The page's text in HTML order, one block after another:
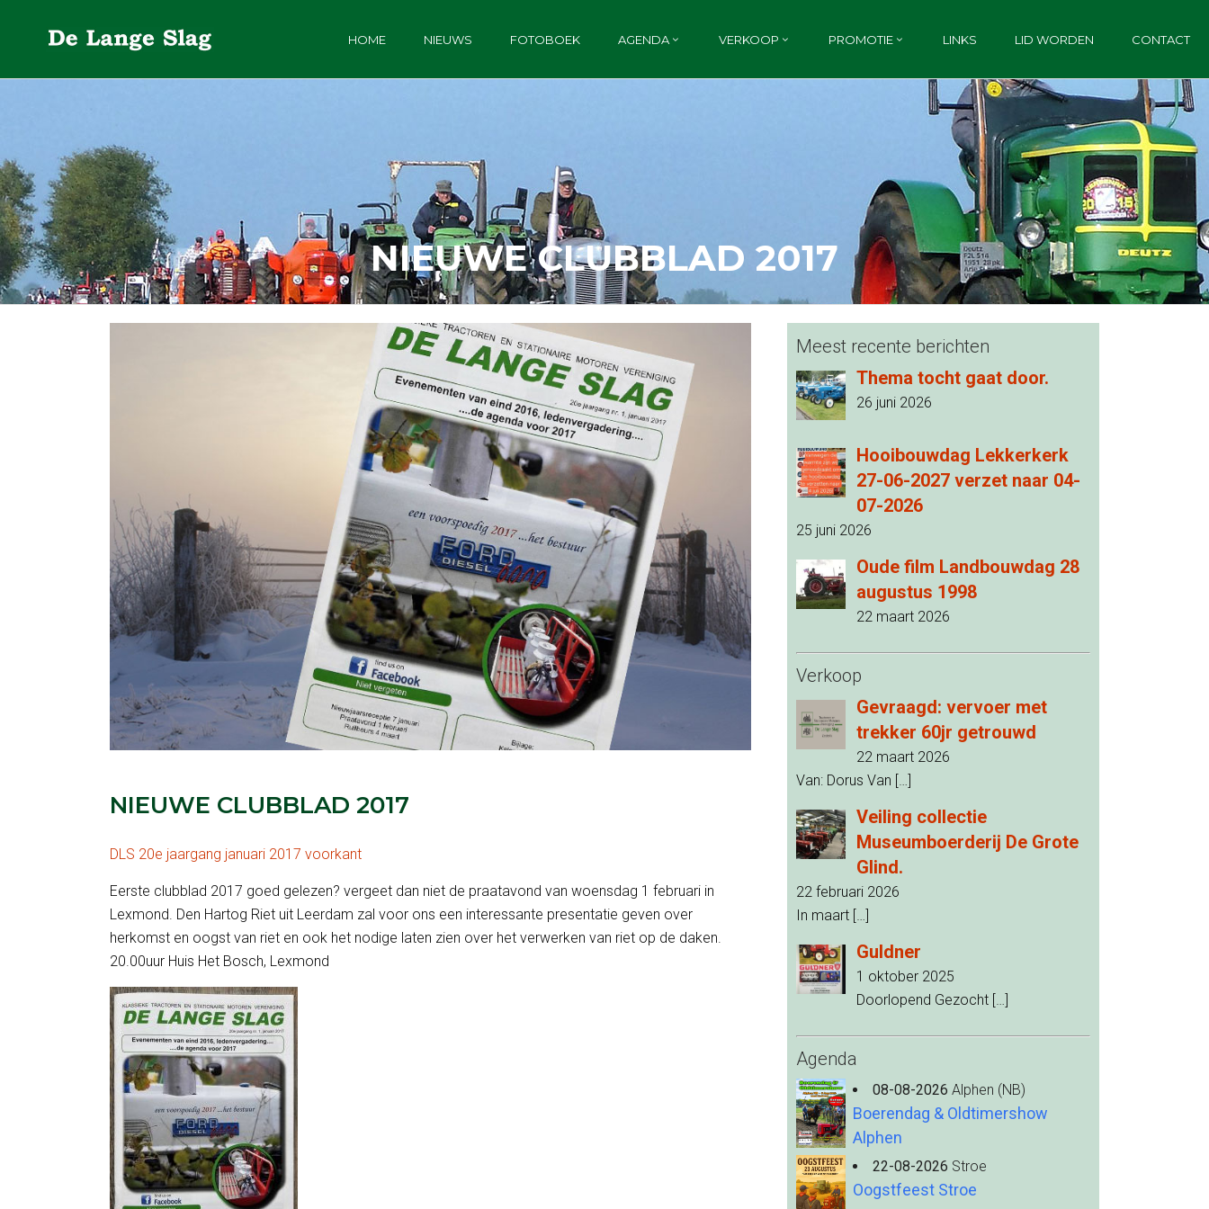
HOME NIEUWS FOTOBOEK AGENDA VERKOOP PROMOTIE LINKS LID WORDEN CONTACT
NIEUWE CLUBBLAD 2017
NIEUWE CLUBBLAD 2017
DLS 20e jaargang januari 2017 voorkant
Eerste clubblad 2017 goed gelezen? vergeet dan niet de praatavond van woensdag 1 februari in
Lexmond. Den Hartog Riet uit Leerdam zal voor ons een interessante presentatie geven over
herkomst en oogst van riet en ook het nodige laten zien over het verwerken van riet op de daken.
20.00uur Huis Het Bosch, Lexmond
Meest recente berichten
Thema tocht gaat door.
26 juni 2026
Hooibouwdag Lekkerkerk
27-06-2027 verzet naar 04-
07-2026
25 juni 2026
Oude film Landbouwdag 28
augustus 1998
22 maart 2026
Verkoop
Gevraagd: vervoer met
trekker 60jr getrouwd
22 maart 2026
Van: Dorus Van […]
Veiling collectie
Museumboerderij De Grote
Glind.
22 februari 2026
In maart […]
Guldner
1 oktober 2025
Doorlopend Gezocht […]
Agenda
08-08-2026 Alphen (NB)
Boerendag & Oldtimershow
Alphen
22-08-2026 Stroe
Oogstfeest Stroe